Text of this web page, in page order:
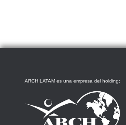
ARCH LATAM es una empresa del holding: